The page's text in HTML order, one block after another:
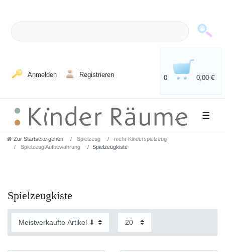
Anmelden Registrieren 0 0,00 €
☰
Zur Startseite gehen Spielzeug
mehr Kinderspielzeug
Spielzeug Aufbewahrung
Spielzeugkiste
Spielzeugkiste